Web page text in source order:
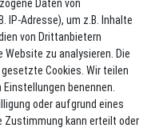
einer Bestellung. 02602-8727
Warenkorb
Daten von
IP-Adresse), um z.B. Inhalte
von Drittanbietern
zu analysieren. Die
Cookies. Wir teilen
benennen.
oder aufgrund eines
Zustimmung kann erteilt oder